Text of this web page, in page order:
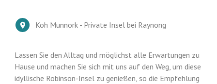
Koh Munnork - Private Insel bei Raynong
Lassen Sie den Alltag und möglichst alle Erwartungen zu
Hause und machen Sie sich mit uns auf den Weg, um diese
idyllische Robinson-Insel zu genießen, so die Empfehlung